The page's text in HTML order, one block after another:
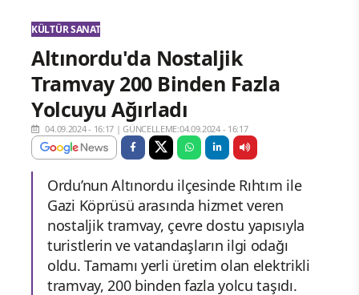
KÜLTÜR SANAT
Altınordu'da Nostaljik
Tramvay 200 Binden Fazla
Yolcuyu Ağırladı
04.09.2024 - 16:17 |GÜNCELLEME:04.09.2024 - 16:17
Ordu’nun Altınordu ilçesinde Rıhtım ile
Gazi Köprüsü arasında hizmet veren
nostaljik tramvay, çevre dostu yapısıyla
turistlerin ve vatandaşların ilgi odağı
oldu. Tamamı yerli üretim olan elektrikli
tramvay, 200 binden fazla yolcu taşıdı.